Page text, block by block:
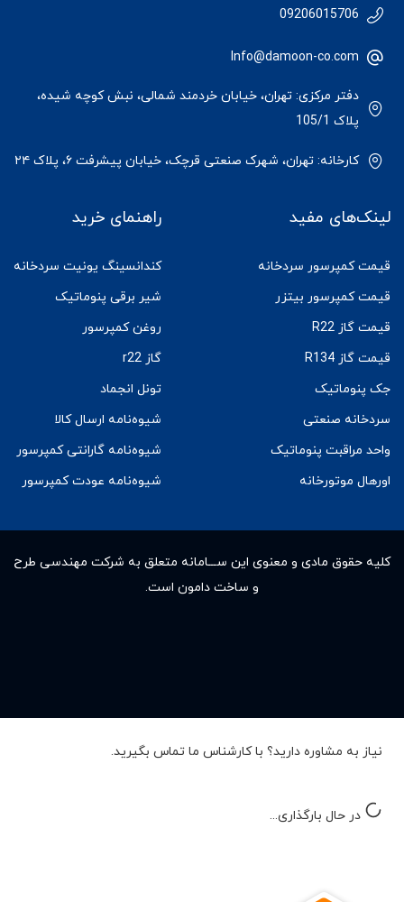
09206015706
Info@damoon-co.com
دفتر مرکزی: تهران، خیابان خردمند شمالی، نبش کوچه شیده،
پلاک 105/1
کارخانه: تهران، شهرک صنعتی قرچک، خیابان پیشرفت ۶، پلاک ۲۴
لینک‌های مفید
قیمت کمپرسور سردخانه
قیمت کمپرسور بیتزر
قیمت گاز R22
قیمت گاز R134
جک پنوماتیک
سردخانه صنعتی
واحد مراقبت پنوماتیک
اورهال موتورخانه
راهنمای خرید
کندانسینگ یونیت سردخانه
شیر برقی پنوماتیک
روغن کمپرسور
گاز r22
تونل انجماد
شیوه‌نامه ارسال کالا
شیوه‌نامه گارانتی کمپرسور
شیوه‌نامه عودت کمپرسور
کلیه حقوق مادى و معنوى این ســـامانه متعلق به شرکت مهندسی طرح
و ساخت دامون است.
نیاز به مشاوره دارید؟ با کارشناس ما تماس بگیرید.
در حال بارگذاری...